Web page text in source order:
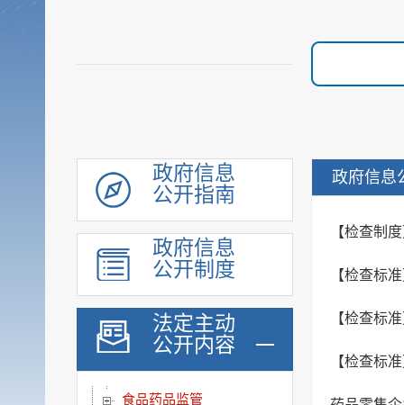
政府信息
公开指南
政府信息
公开制度
法定主动
公开内容
社会福利
社会保险
稳岗就业
教育信息
医疗卫生
公共文化服务
环境保护信息
食品药品监管
政府信息
【检查制
【检查标
【检查标
【检查标